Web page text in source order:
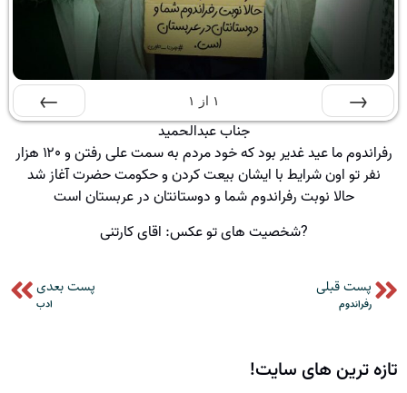
۱ از ۱
جناب عبدالحمید
رفراندوم ما عید غدیر بود که خود مردم به سمت علی رفتن و ۱۲۰ هزار
نفر تو اون شرایط با ایشان بیعت کردن و حکومت حضرت آغاز شد
حالا نوبت رفراندوم شما و دوستانتان در عربستان است
?شخصیت های تو عکس: اقای کارتنی
پست قبلی
رفراندوم
پست بعدی
ادب
تازه ترین های سایت!